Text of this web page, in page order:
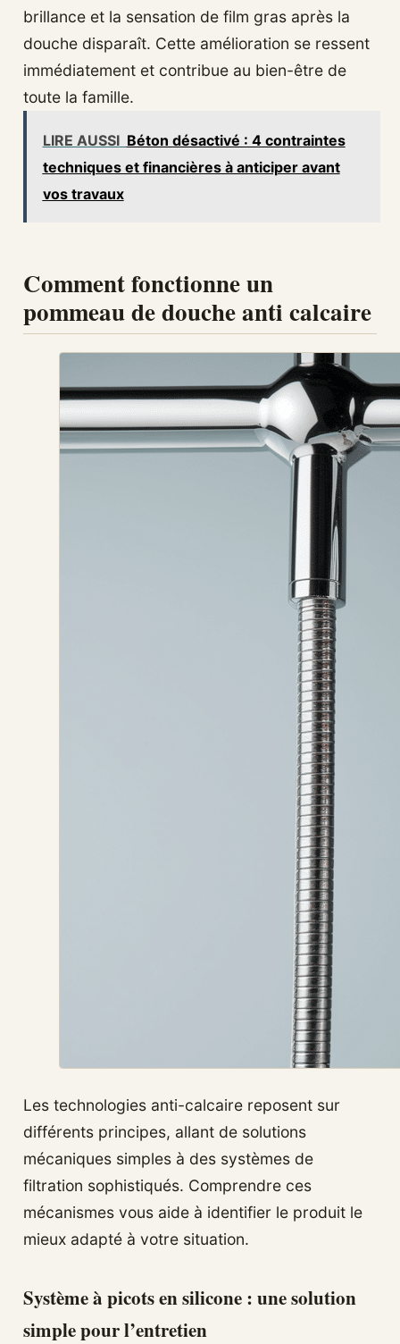
brillance et la sensation de film gras après la
douche disparaît. Cette amélioration se ressent
immédiatement et contribue au bien-être de
toute la famille.
LIRE AUSSI Béton désactivé : 4 contraintes
techniques et financières à anticiper avant
vos travaux
Comment fonctionne un
pommeau de douche anti calcaire
Les technologies anti-calcaire reposent sur
différents principes, allant de solutions
mécaniques simples à des systèmes de
filtration sophistiqués. Comprendre ces
mécanismes vous aide à identifier le produit le
mieux adapté à votre situation.
Système à picots en silicone : une solution
simple pour l’entretien